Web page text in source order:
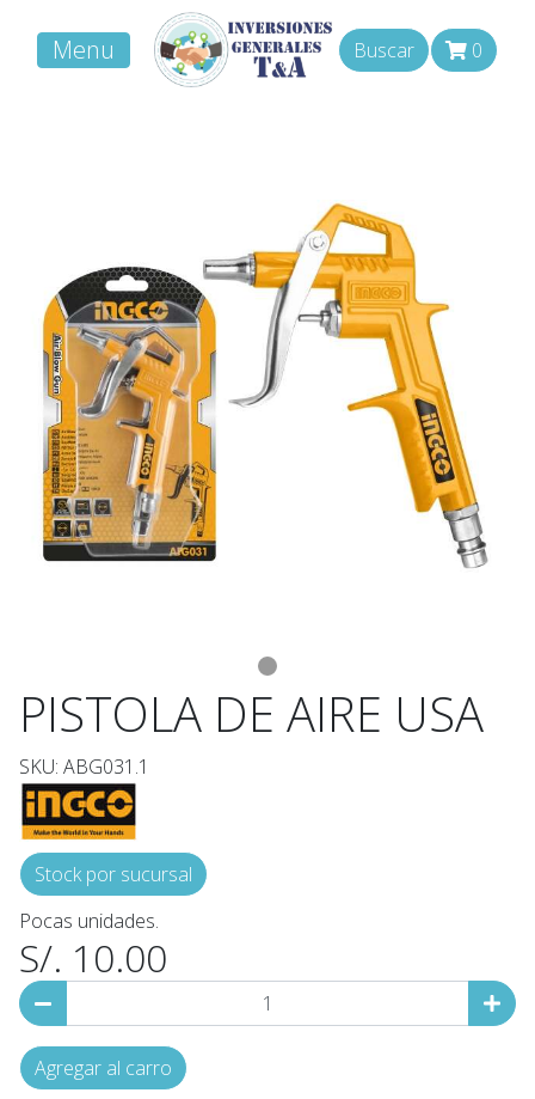
Menu Buscar 0
PISTOLA DE AIRE USA
SKU: ABG031.1
Stock por sucursal
Pocas unidades.
S/. 10.00
Agregar al carro